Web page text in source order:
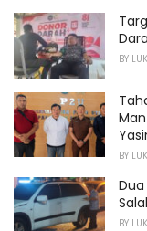
:
BY
BY
BY